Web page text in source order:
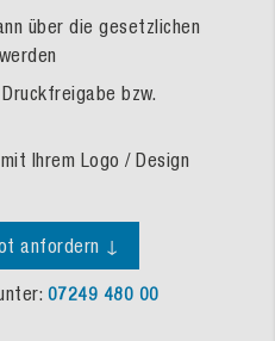
über die gesetzlichen
bzw.
Ihrem Logo / Design
anfordern ↓
07249 480 00